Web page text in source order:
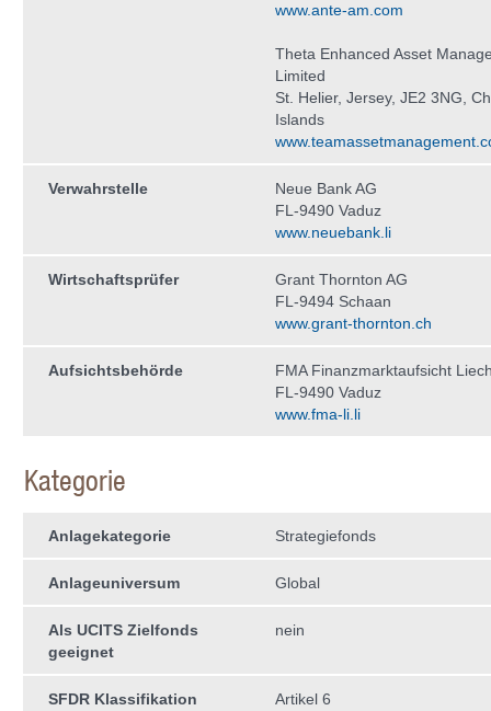
www.ante-am.com
Theta Enhanced Asset
Limited
St. Helier, Jersey, JE2 3NG,
Islands
Verwahrstelle
Neue Bank AG
FL-9490 Vaduz
www.neuebank.li
Wirtschaftsprüfer
Grant Thornton AG
FL-9494 Schaan
www.grant-thornton.ch
Aufsichtsbehörde
FMA Finanzmarktaufsicht
FL-9490 Vaduz
www.fma-li.li
Kategorie
Anlagekategorie Strategiefonds
Anlageuniversum Global
Als UCITS Zielfonds
geeignet
nein
SFDR Klassifikation Artikel 6